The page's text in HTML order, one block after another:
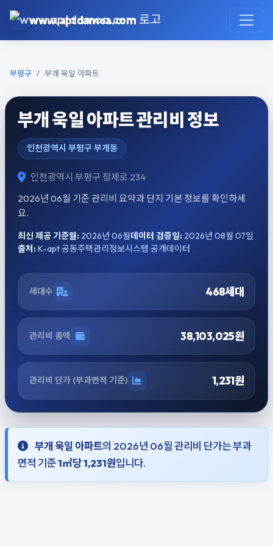
www.aptdamoa.com
부평구 부개 욱일 아파트
부개 욱일 아파트 관리비 정보
인천광역시 부평구 부개동
인천광역시 부평구 장제로 234
2026년 06월 기준 관리비 요약과 단지 기본 정보를 확인하세
요.
최신 제공 기준월: 2026년 06월데이터 검증일: 2026년 08월 07일
출처:K-apt 공동주택관리정보시스템 공개데이터
세대수 468세대
관리비 총액 38,103,025원
관리비 단가 (부과면적 기준) 1,231원
부개 욱일 아파트의 2026년 06월 관리비 단가는 부과
면적 기준1㎡당 1,231원입니다.